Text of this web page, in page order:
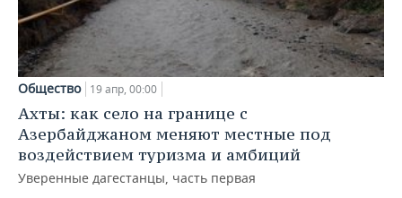
Общество 19 апр, 00:00
Ахты: как село на границе с
Азербайджаном меняют местные под
воздействием туризма и амбиций
Уверенные дагестанцы, часть первая